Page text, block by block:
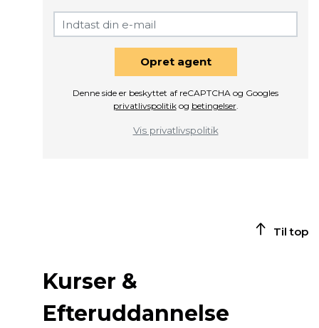
Opret agent
Denne side er beskyttet af reCAPTCHA og Googles
privatlivspolitikog betingelser.
Vis privatlivspolitik
Til top
Kurser &
Efteruddannelse